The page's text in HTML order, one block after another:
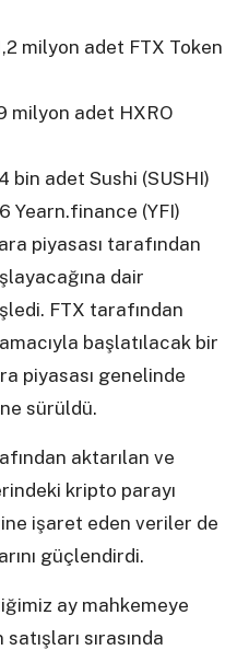
milyon adet FTX Token
milyon adet HXRO
adet Sushi (SUSHI)
Yearn.finance (YFI)
piyasası tarafından
dair
FTX tarafından
amacıyla başlatılacak bir
piyasası genelinde
sürüldü.
aktarılan ve
kripto parayı
işaret eden veriler de
güçlendirdi.
ay mahkemeye
sırasında